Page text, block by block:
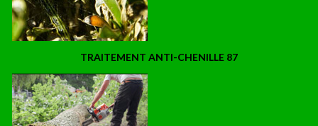
TRAITEMENT ANTI-CHENILLE 87